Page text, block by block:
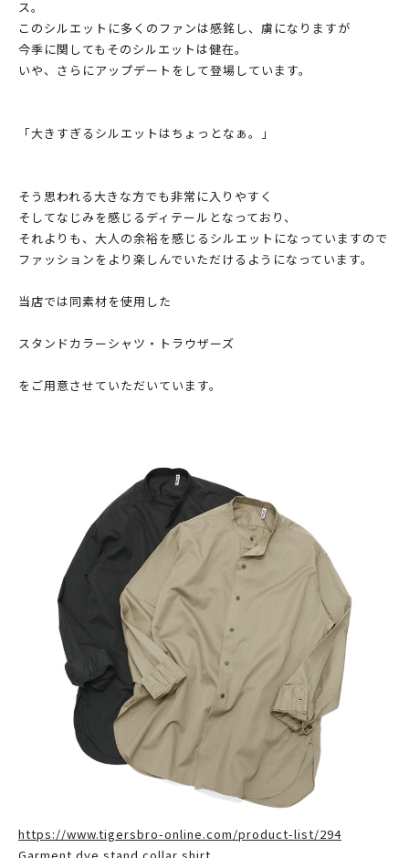
ス。
このシルエットに多くのファンは感銘し、虜になりますが
今季に関してもそのシルエットは健在。
いや、さらにアップデートをして登場しています。
「大きすぎるシルエットはちょっとなぁ。」
そう思われる大きな方でも非常に入りやすく
そしてなじみを感じるディテールとなっており、
それよりも、大人の余裕を感じるシルエットになっていますので
ファッションをより楽しんでいただけるようになっています。
当店では同素材を使用した
スタンドカラーシャツ・トラウザーズ
をご用意させていただいています。
https://www.tigersbro-online.com/product-list/294